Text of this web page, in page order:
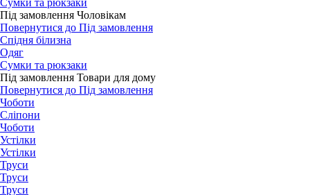
Сумки та рюкзаки
Під замовлення Чоловікам
Повернутися до Під замовлення
Спідня білизна
Одяг
Сумки та рюкзаки
Під замовлення Товари для дому
Повернутися до Під замовлення
Чоботи
Сліпони
Чоботи
Устілки
Устілки
Труси
Труси
Труси